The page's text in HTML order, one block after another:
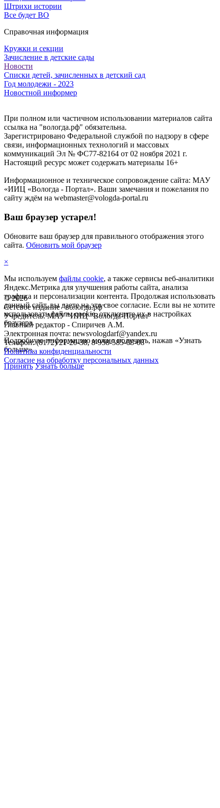
Штрихи истории
Все будет ВО
Справочная информация
Кружки и секции
Зачисление в детские сады
Новости
Списки детей, зачисленных в детский сад
Год молодежи - 2023
©2026
Сетевое издание "вологда.рф"
Учредитель: МАУ "ИИЦ "Вологда-Портал"
Главный редактор - Спиричев А.М.
Электронная почта: newsvologdarf@yandex.ru
Телефон: (8172) 21-20-38, 8-958-585-08-08
Политика конфиденциальности
Согласие на обработку персональных данных
Новостной информер
При полном или частичном использовании материалов сайта
ссылка на "вологда.рф" обязательна.
Зарегистрировано Федеральной службой по надзору в сфере
связи, информационных технологий и массовых
коммуникаций Эл № ФС77-82164 от 02 ноября 2021 г.
Настоящий ресурс может содержать материалы 16+
Информационное и техническое сопровождение сайта: МАУ
«ИИЦ «Вологда - Портал». Ваши замечания и пожелания по
сайту ждём на webmaster@vologda-portal.ru
Ваш браузер устарел!
Обновите ваш браузер для правильного отображения этого
сайта. Обновить мой браузер
×
Мы используем файлы cookie, а также сервисы веб-аналитики
Яндекс.Метрика для улучшения работы сайта, анализа
трафика и персонализации контента. Продолжая использовать
данный сайт, вы даете на это свое согласие. Если вы не хотите
использовать файлы cookie, отключите их в настройках
браузера.
Подробную информацию можно получить, нажав «Узнать
больше».
Принять Узнать больше